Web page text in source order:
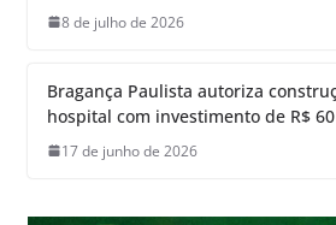
8 de julho de 2026
Bragança Paulista autoriza
hospital com investimento de R$
17 de junho de 2026